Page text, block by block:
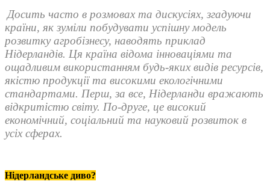
Досить часто в розмовах та дискусіях, згадуючи
країни, як зуміли побудувати успішну модель
розвитку агробізнесу, наводять приклад
Нідерландів. Ця країна відома інноваціями та
ощадливим використанням будь-яких видів ресурсів,
якістю продукції та високими екологічними
стандартами. Перш, за все, Нідерланди вражають
відкритістю світу. По-друге, це високий
економічний, соціальний та науковий розвиток в
усіх сферах.
Нідерландське диво?